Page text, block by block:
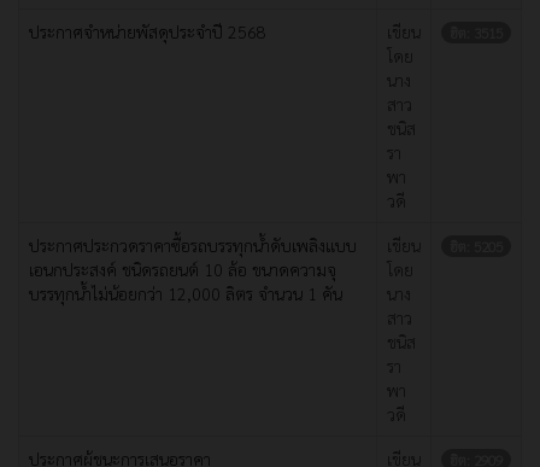
ประกาศจำหน่ายพัสดุประจำปี 2568
เขียน
โดย
นาง
สาว
ชนิส
รา
พา
วดี
ประกาศประกวดราคาซื้อรถบรรทุกน้ำดับเพลิงแบบ
เอนกประสงค์ ชนิดรถยนต์ 10 ล้อ ขนาดความจุ
บรรทุกน้ำไม่น้อยกว่า 12,000 ลิตร จำนวน 1 คัน
เขียน
โดย
นาง
สาว
ชนิส
รา
พา
วดี
ประกาศผู้ชนะการเสนอราคา
เขียน